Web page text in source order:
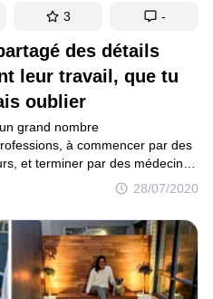
des détails
leur travail, que tu
oublier
28/07/2020
grand nombre
à commencer par des
et terminer par des médecins
avons une idée assez
personnes, mais entre-temps,
de choses qu’elles
de conseils utiles
cri du cœur.
3 -